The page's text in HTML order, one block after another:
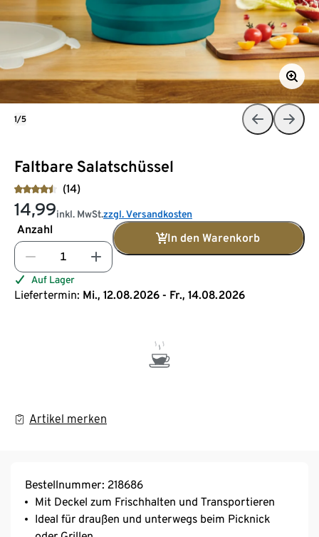
Faltbare Salatschüssel
(14)
14,99inkl. MwSt.zzgl. Versandkosten
Anzahl
In den Warenkorb
Auf Lager
Liefertermin: Mi., 12.08.2026 - Fr., 14.08.2026
Artikel merken
1/5
Bestellnummer: 218686
Mit Deckel zum Frischhalten und Transportieren
Ideal für draußen und unterwegs beim Picknick